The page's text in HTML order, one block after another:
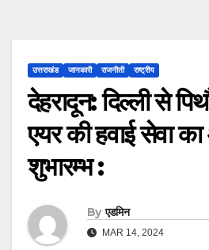
उत्तराखंड जानकारी राजनीती राष्ट्रीय
देहरादून: दिल्ली से
एयर की हवाई सेवा
शुभारम्भ :
By एडमिन
MAR 14, 2024